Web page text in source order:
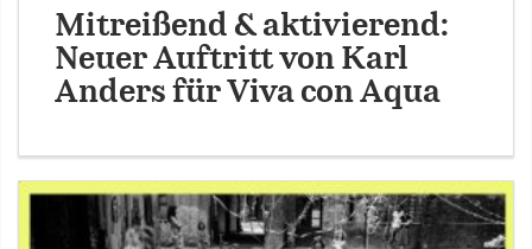
Mitreißend & aktivierend:
Neuer Auftritt von Karl
Anders für Viva con Aqua